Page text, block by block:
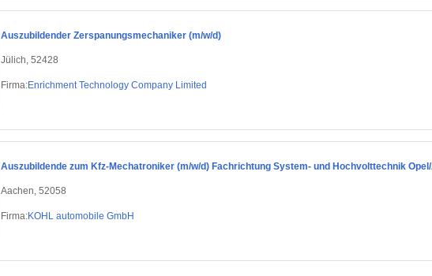
Auszubildender Zerspanungsmechaniker (m/w/d)
Jülich, 52428
Firma:Enrichment Technology Company Limited
Auszubildende zum Kfz-Mechatroniker (m/w/d) Fachrichtung System- und Hochvolttechnik
Aachen, 52058
Firma:KOHL automobile GmbH